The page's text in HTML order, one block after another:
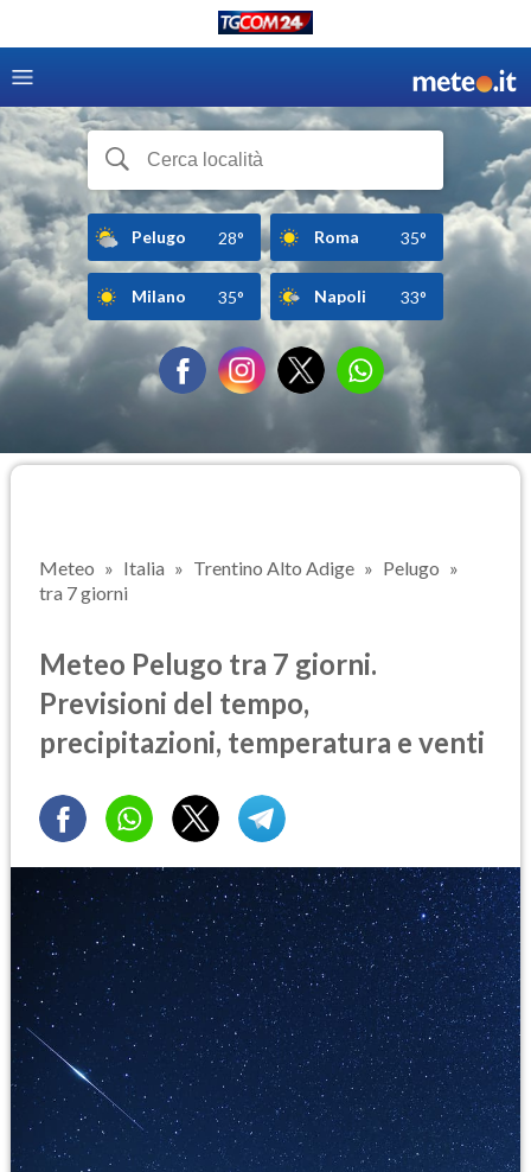
Pelugo 28° Roma 35°
Milano 35° Napoli 33°
Meteo Italia Trentino Alto Adige
Pelugo
tra 7 giorni
Meteo Pelugo tra 7 giorni.
Previsioni del tempo,
precipitazioni, temperatura e venti